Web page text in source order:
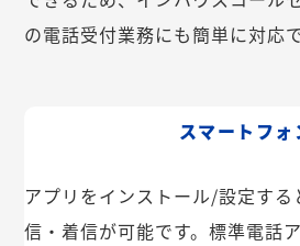
の電話受付業務にも簡単に対応で
スマートフォ
アプリをインストール/設定す
信・着信が可能です。標準電話